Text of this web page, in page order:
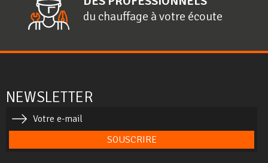
du chauffage à votre écoute
NEWSLETTER
SOUSCRIRE